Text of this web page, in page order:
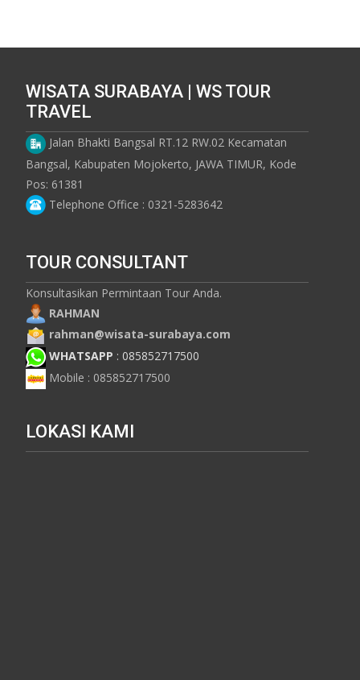
WISATA SURABAYA | WS TOUR
TRAVEL
Jalan Bhakti Bangsal RT.12 RW.02 Kecamatan
Bangsal, Kabupaten Mojokerto, JAWA TIMUR, Kode
Pos: 61381
Telephone Office : 0321-5283642
TOUR CONSULTANT
Konsultasikan Permintaan Tour Anda.
RAHMAN
rahman@wisata-surabaya.com
WHATSAPP : 085852717500
Mobile : 085852717500
LOKASI KAMI